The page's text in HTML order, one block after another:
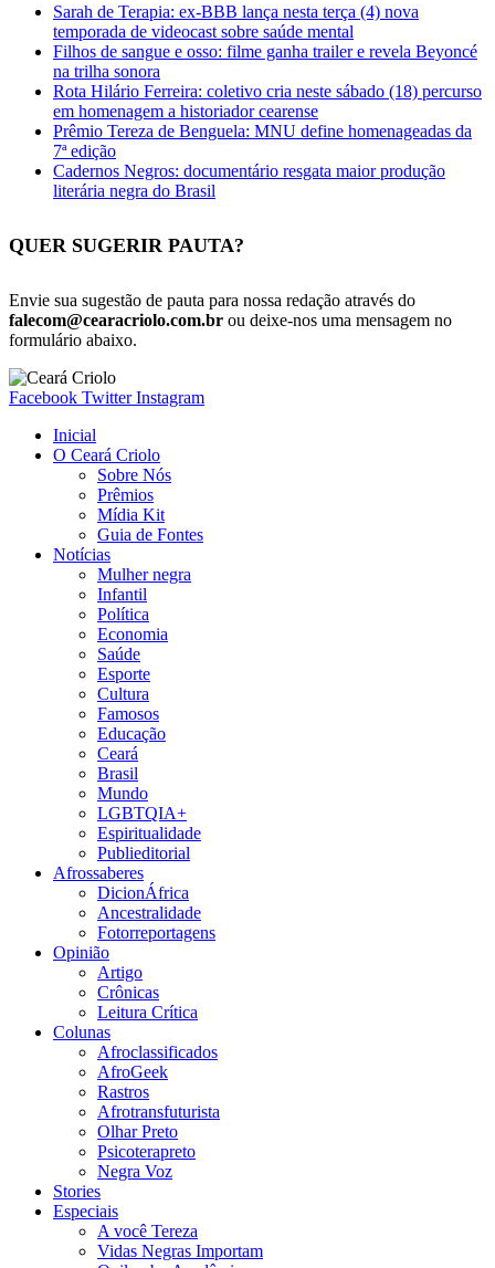
Sarah de Terapia: ex-BBB lança nesta terça (4) nova
temporada de videocast sobre saúde mental
Filhos de sangue e osso: filme ganha trailer e revela Beyoncé
na trilha sonora
Rota Hilário Ferreira: coletivo cria neste sábado (18) percurso
em homenagem a historiador cearense
Prêmio Tereza de Benguela: MNU define homenageadas da
7ª edição
Cadernos Negros: documentário resgata maior produção
literária negra do Brasil
QUER SUGERIR PAUTA?
Envie sua sugestão de pauta para nossa redação através do
falecom@cearacriolo.com.br ou deixe-nos uma mensagem no
formulário abaixo.
Facebook Twitter Instagram
Inicial
O Ceará Criolo
Sobre Nós
Prêmios
Mídia Kit
Guia de Fontes
Notícias
Mulher negra
Infantil
Política
Economia
Saúde
Esporte
Cultura
Famosos
Educação
Ceará
Brasil
Mundo
LGBTQIA+
Espiritualidade
Publieditorial
Afrossaberes
DicionÁfrica
Ancestralidade
Fotorreportagens
Opinião
Artigo
Crônicas
Leitura Crítica
Colunas
Afroclassificados
AfroGeek
Rastros
Afrotransfuturista
Olhar Preto
Psicoterapreto
Negra Voz
Stories
Especiais
A você Tereza
Vidas Negras Importam